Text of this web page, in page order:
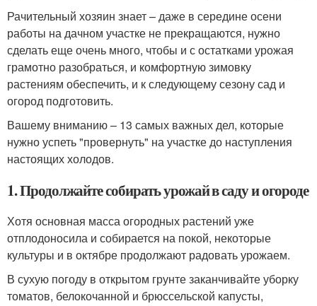
Рачительный хозяин знает – даже в середине осени
работы на дачном участке не прекращаются, нужно
сделать еще очень много, чтобы и с остатками урожая
грамотно разобраться, и комфортную зимовку
растениям обеспечить, и к следующему сезону сад и
огород подготовить.
Вашему вниманию – 13 самых важных дел, которые
нужно успеть "провернуть" на участке до наступления
настоящих холодов.
1. Продолжайте собирать урожай в саду и огороде
Хотя основная масса огородных растений уже
отплодоносила и собирается на покой, некоторые
культуры и в октябре продолжают радовать урожаем.
В сухую погоду в открытом грунте заканчивайте уборку
томатов, белокочанной и брюссельской капусты,